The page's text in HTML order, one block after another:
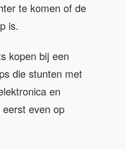
te komen of de
is.
kopen bij een
die stunten met
en
even op